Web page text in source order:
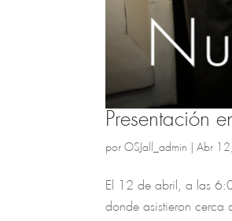
Presentación
porOSJall_admin |Abr
El 12 de abril, a las
donde asistieron